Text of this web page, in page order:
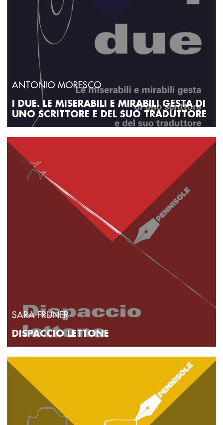
ANTONIO MORESCO
I DUE. LE MISERABILI E MIRABILI GESTA DI
UNO SCRITTORE E DEL SUO TRADUTTORE
SARA FRUNER
DISPACCIO LETTONE